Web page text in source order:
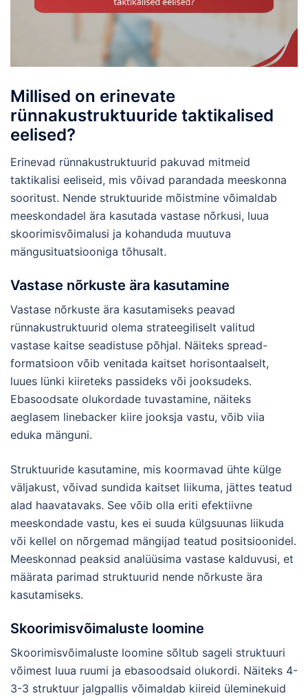
Millised on erinevate
rünnakustruktuuride taktikalised
eelised?
Erinevad rünnakustruktuurid pakuvad mitmeid
taktikalisi eeliseid, mis võivad parandada meeskonna
sooritust. Nende struktuuride mõistmine võimaldab
meeskondadel ära kasutada vastase nõrkusi, luua
skoorimisvõimalusi ja kohanduda muutuva
mängusituatsiooniga tõhusalt.
Vastase nõrkuste ära kasutamine
Vastase nõrkuste ära kasutamiseks peavad
rünnakustruktuurid olema strateegiliselt valitud
vastase kaitse seadistuse põhjal. Näiteks spread-
formatsioon võib venitada kaitset horisontaalselt,
luues lünki kiireteks passideks või jooksudeks.
Ebasoodsate olukordade tuvastamine, näiteks
aeglasem linebacker kiire jooksja vastu, võib viia
eduka mänguni.
Struktuuride kasutamine, mis koormavad ühte külge
väljakust, võivad sundida kaitset liikuma, jättes teatud
alad haavatavaks. See võib olla eriti efektiivne
meeskondade vastu, kes ei suuda külgsuunas liikuda
või kellel on nõrgemad mängijad teatud positsioonidel.
Meeskonnad peaksid analüüsima vastase kalduvusi, et
määrata parimad struktuurid nende nõrkuste ära
kasutamiseks.
Skoorimisvõimaluste loomine
Skoorimisvõimaluste loomine sõltub sageli struktuuri
võimest luua ruumi ja ebasoodsaid olukordi. Näiteks 4-
3-3 struktuur jalgpallis võimaldab kiireid üleminekuid